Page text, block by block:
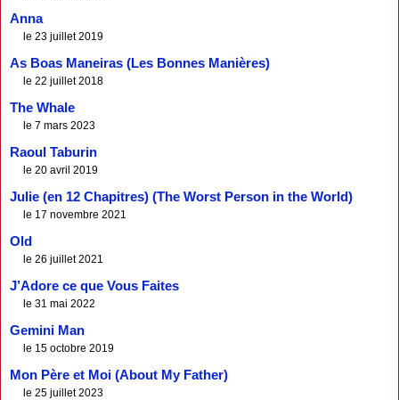
Anna
le 23 juillet 2019
As Boas Maneiras (Les Bonnes Manières)
le 22 juillet 2018
The Whale
le 7 mars 2023
Raoul Taburin
le 20 avril 2019
Julie (en 12 Chapitres) (The Worst Person in the World)
le 17 novembre 2021
Old
le 26 juillet 2021
J’Adore ce que Vous Faites
le 31 mai 2022
Gemini Man
le 15 octobre 2019
Mon Père et Moi (About My Father)
le 25 juillet 2023